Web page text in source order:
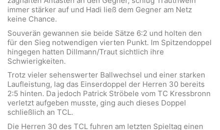
immer stärker auf und Hadi ließ dem Gegner am Netz
keine Chance.
Souverän gewannen sie beide Sätze 6:2 und holten den
für den Sieg notwendigen vierten Punkt. Im Spitzendoppel
hingegen hatten Dillmann/Traut sichtlich ihre
Schwierigkeiten.
Trotz vieler sehenswerter Ballwechsel und einer starken
Laufleistung, lag das Einserdoppel der Herren 30 bereits
2:5 hinten. Da jedoch Patrick Ströbele vom TC Kressbronn
verletzt aufgeben musste, ging auch dieses Doppel
schließlich an TCL.
Die Herren 30 des TCL fuhren am letzten Spieltag einen